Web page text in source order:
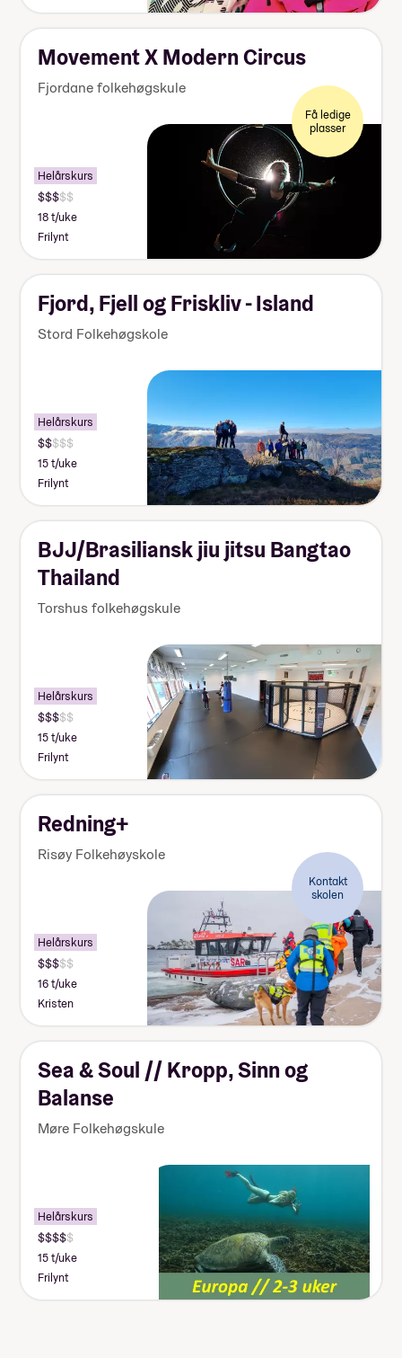
Movement X Modern Circus
Fjordane folkehøgskule
Få ledige
plasser
Helårskurs
18 t/uke
Frilynt
Fjord, Fjell og Friskliv - Island
Stord Folkehøgskole
Helårskurs
15 t/uke
Frilynt
BJJ/Brasiliansk jiu jitsu Bangtao
Thailand
Torshus folkehøgskule
Helårskurs
15 t/uke
Frilynt
Redning+
Risøy Folkehøyskole
Kontakt
skolen
Helårskurs
16 t/uke
Kristen
Sea & Soul // Kropp, Sinn og
Balanse
Møre Folkehøgskule
Helårskurs
15 t/uke
Frilynt